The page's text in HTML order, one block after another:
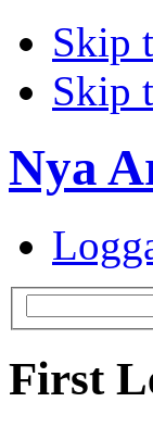
Skip
Skip
Nya
First